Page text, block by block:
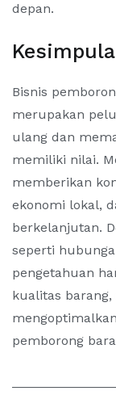
depan.
Bisnis
merupakan
ulang dan
memiliki nilai.
memberikan
ekonomi lokal,
berkelanjutan.
seperti
pengetahuan
kualitas
pemborong